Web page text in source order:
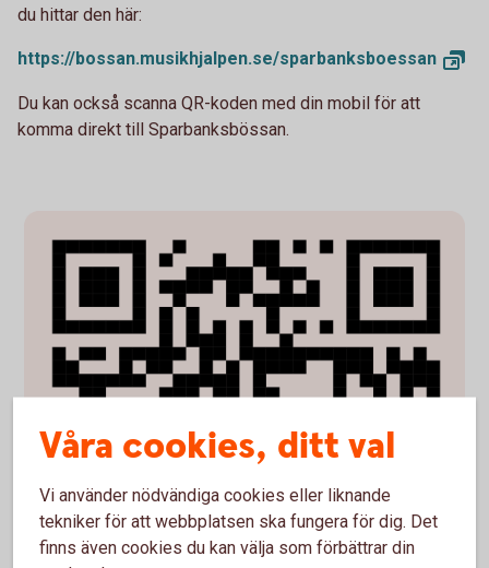
du hittar den här:
https://bossan.musikhjalpen.se/sparbanksboessan
Du kan också scanna QR-koden med din mobil för att
komma direkt till Sparbanksbössan.
Våra cookies, ditt val
Vi använder nödvändiga cookies eller liknande
tekniker för att webbplatsen ska fungera för dig. Det
finns även cookies du kan välja som förbättrar din